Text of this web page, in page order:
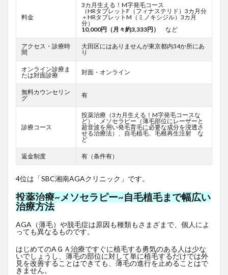
料金
3カ月生える！M字発毛コース
（HRタブレットF （フィナステリド）3カ月分
＋HRタブレットM（ミノキシジル）3カ月
分）
10,000円（月々約3,333円） など
アクセス・診療時
間
大田区にはありませんが東京都内34か所にあ
り
オンライン診療ま
たは対面診療
対面・オンライン
無料カウンセリン
グ
有
診療コース
投薬治療（3カ月生える！M字発毛コースな
ど）、メソセラピー（薄毛部位にレーザーと
超音波を用い発毛育毛に必要な成分を浸透さ
せる治療法）、自毛植毛、毛根再生注射 な
ど
返金制度 有（条件有）
4位は「SBC湘南AGAクリニック」です。
投薬治療~メソセラピー~自毛植毛まで幅広い
治療方法
AGA（薄毛）や脱毛症は原因も種類もさまざまで、個人によ
っても異なるものです。
はじめてのAＧＡ治療ですぐに植毛する勇気のある人は少な
いでしょうし、薄毛の部位に対して単に植毛するだけでは外
見を改善することはできても、薄毛の進行を止めることはで
きません。